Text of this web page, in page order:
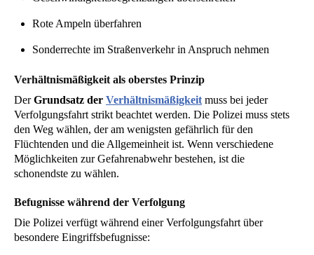
Rote Ampeln überfahren
Sonderrechte im Straßenverkehr in Anspruch nehmen
Verhältnismäßigkeit als oberstes Prinzip
DerGrundsatz der Verhältnismäßigkeit muss bei jeder
Verfolgungsfahrt strikt beachtet werden. Die Polizei muss stets
den Weg wählen, der am wenigsten gefährlich für den
Flüchtenden und die Allgemeinheit ist. Wenn verschiedene
Möglichkeiten zur Gefahrenabwehr bestehen, ist die
schonendste zu wählen.
Befugnisse während der Verfolgung
Die Polizei verfügt während einer Verfolgungsfahrt über
besondere Eingriffsbefugnisse: